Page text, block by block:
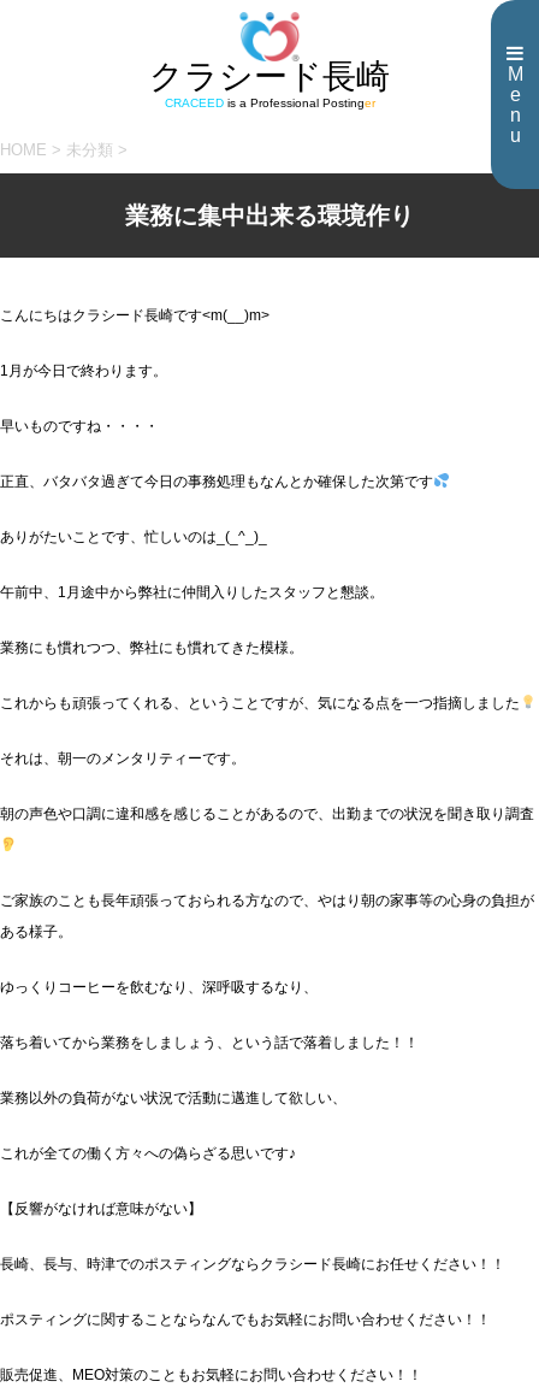
M
e
n
u
クラシード長崎
CRACEEDis a Professional Postinger
HOME > 未分類 >
業務に集中出来る環境作り
こんにちはクラシード長崎です<m(__)m>
1月が今日で終わります。
早いものですね・・・・
正直、バタバタ過ぎて今日の事務処理もなんとか確保した次第です
ありがたいことです、忙しいのは_(_^_)_
午前中、1月途中から弊社に仲間入りしたスタッフと懇談。
業務にも慣れつつ、弊社にも慣れてきた模様。
これからも頑張ってくれる、ということですが、気になる点を一つ指摘しました
それは、朝一のメンタリティーです。
朝の声色や口調に違和感を感じることがあるので、出勤までの状況を聞き取り調査
ご家族のことも長年頑張っておられる方なので、やはり朝の家事等の心身の負担が
ある様子。
ゆっくりコーヒーを飲むなり、深呼吸するなり、
落ち着いてから業務をしましょう、という話で落着しました！！
業務以外の負荷がない状況で活動に邁進して欲しい、
これが全ての働く方々への偽らざる思いです♪
【反響がなければ意味がない】
長崎、長与、時津でのポスティングならクラシード長崎にお任せください！！
ポスティングに関することならなんでもお気軽にお問い合わせください！！
販売促進、MEO対策のこともお気軽にお問い合わせください！！